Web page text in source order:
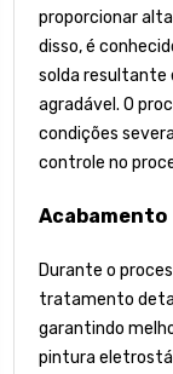
proporcionar
disso, é
solda resultante
agradável. O
condições
controle no
Acabamento
Durante o
tratamento
garantindo
pintura